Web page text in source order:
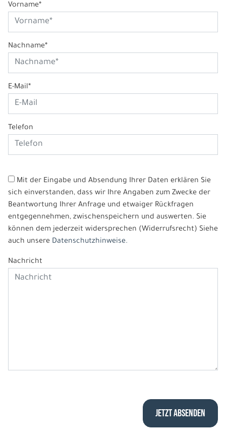
Vorname*
Nachname*
E-Mail*
Telefon
Mit der Eingabe und Absendung Ihrer Daten erklären Sie
sich einverstanden, dass wir Ihre Angaben zum Zwecke der
Beantwortung Ihrer Anfrage und etwaiger Rückfragen
entgegennehmen, zwischenspeichern und auswerten. Sie
können dem jederzeit widersprechen (Widerrufsrecht) Siehe
auch unsere Datenschutzhinweise.
Nachricht